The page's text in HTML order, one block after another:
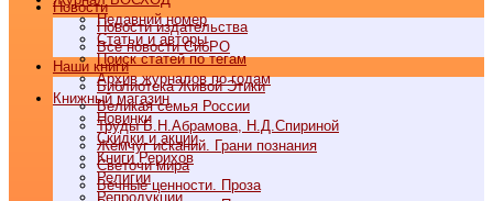
Недавний номер
Статьи и авторы
Поиск статей по тегам
Архив журналов по годам
Книжный магазин
Новинки
Скидки и акции
Книги Рерихов
Религии
Репродукции
Новости
Новости издательства
Все новости СибРО
Наши книги
Библиотека Живой Этики
Великая семья России
Труды Б.Н.Абрамова, Н.Д.Спириной
Жемчуг исканий. Грани познания
Светочи мира
Вечные ценности. Проза